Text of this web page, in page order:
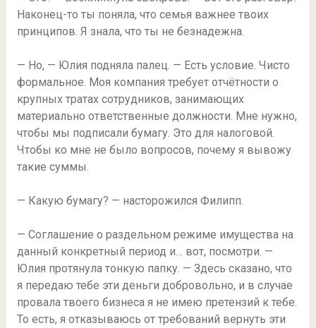
Наконец-то ты поняла, что семья важнее твоих
принципов. Я знала, что ты не безнадежна.
— Но, — Юлия подняла палец. — Есть условие. Чисто
формальное. Моя компания требует отчётности о
крупных тратах сотрудников, занимающих
материально ответственные должности. Мне нужно,
чтобы мы подписали бумагу. Это для налоговой.
Чтобы ко мне не было вопросов, почему я вывожу
такие суммы.
— Какую бумагу? — насторожился Филипп.
— Соглашение о раздельном режиме имущества на
данный конкретный период и… вот, посмотри. —
Юлия протянула тонкую папку. — Здесь сказано, что
я передаю тебе эти деньги добровольно, и в случае
провала твоего бизнеса я не имею претензий к тебе.
То есть, я отказываюсь от требований вернуть эти